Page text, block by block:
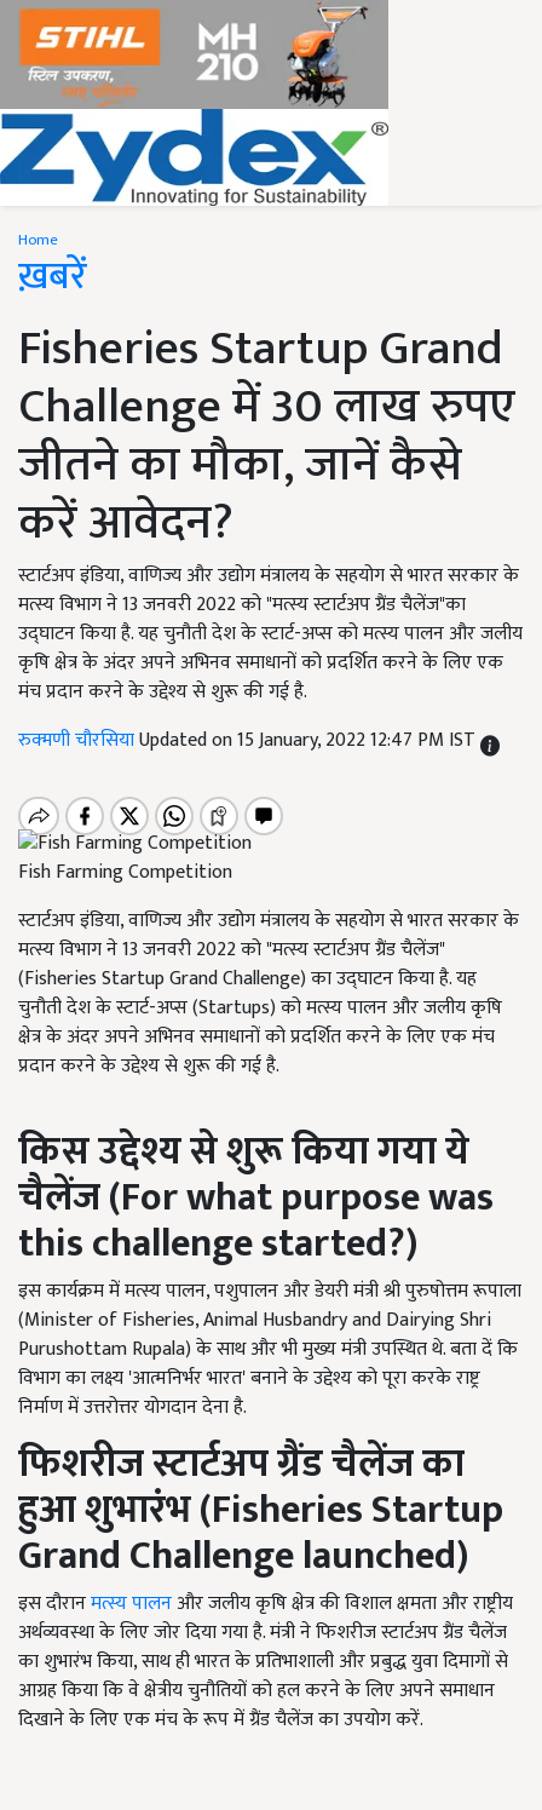
Home
ख़बरें
Fisheries Startup Grand
Challenge में 30 लाख रुपए
जीतने का मौका, जानें कैसे
करें आवेदन?
स्टार्टअप इंडिया, वाणिज्य और उद्योग मंत्रालय के सहयोग से भारत सरकार के
मत्स्य विभाग ने 13 जनवरी 2022 को "मत्स्य स्टार्टअप ग्रैंड चैलेंज"का
उद्घाटन किया है. यह चुनौती देश के स्टार्ट-अप्स को मत्स्य पालन और जलीय
कृषि क्षेत्र के अंदर अपने अभिनव समाधानों को प्रदर्शित करने के लिए एक
मंच प्रदान करने के उद्देश्य से शुरू की गई है.
रुक्मणी चौरसियाUpdated on 15 January, 2022 12:47 PM IST
Fish Farming Competition
स्टार्टअप इंडिया, वाणिज्य और उद्योग मंत्रालय के सहयोग से भारत सरकार के
मत्स्य विभाग ने 13 जनवरी 2022 को "मत्स्य स्टार्टअप ग्रैंड चैलेंज"
(Fisheries Startup Grand Challenge) का उद्घाटन किया है. यह
चुनौती देश के स्टार्ट-अप्स (Startups) को मत्स्य पालन और जलीय कृषि
क्षेत्र के अंदर अपने अभिनव समाधानों को प्रदर्शित करने के लिए एक मंच
प्रदान करने के उद्देश्य से शुरू की गई है.
किस उद्देश्य से शुरू किया गया ये
चैलेंज (For what purpose was
this challenge started?)
इस कार्यक्रम में मत्स्य पालन, पशुपालन और डेयरी मंत्री श्री पुरुषोत्तम रूपाला
(Minister of Fisheries, Animal Husbandry and Dairying Shri
Purushottam Rupala) के साथ और भी मुख्य मंत्री उपस्थित थे. बता दें कि
विभाग का लक्ष्य 'आत्मनिर्भर भारत' बनाने के उद्देश्य को पूरा करके राष्ट्र
निर्माण में उत्तरोत्तर योगदान देना है.
फिशरीज स्टार्टअप ग्रैंड चैलेंज का
हुआ शुभारंभ (Fisheries Startup
Grand Challenge launched)
इस दौरानमत्स्य पालनऔर जलीय कृषि क्षेत्र की विशाल क्षमता और राष्ट्रीय
अर्थव्यवस्था के लिए जोर दिया गया है. मंत्री ने फिशरीज स्टार्टअप ग्रैंड चैलेंज
का शुभारंभ किया, साथ ही भारत के प्रतिभाशाली और प्रबुद्ध युवा दिमागों से
आग्रह किया कि वे क्षेत्रीय चुनौतियों को हल करने के लिए अपने समाधान
दिखाने के लिए एक मंच के रूप में ग्रैंड चैलेंज का उपयोग करें.